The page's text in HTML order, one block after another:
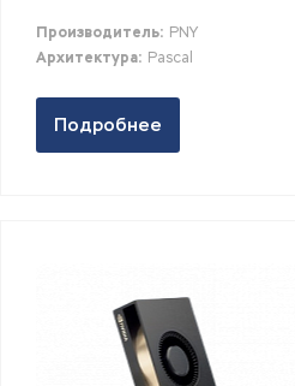
Производитель: PNY
Архитектура: Pascal
Подробнее